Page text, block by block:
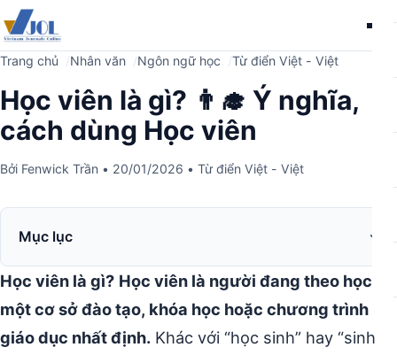
Trang chủ Nhân văn Ngôn ngữ học Từ điển Việt - Việt
Học viên là gì? 👨‍🎓 Ý nghĩa,
cách dùng Học viên
Bởi Fenwick Trần • 20/01/2026 • Từ điển Việt - Việt
Mục lục
Học viên là gì? Học viên là người đang theo học tại
một cơ sở đào tạo, khóa học hoặc chương trình
giáo dục nhất định. Khác với “học sinh” hay “sinh